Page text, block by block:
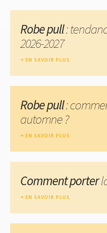
Robe pull:
2026-2027
EN SAVOIR PLUS
Robe pull:
automne ?
EN SAVOIR PLUS
Comment porter
EN SAVOIR PLUS